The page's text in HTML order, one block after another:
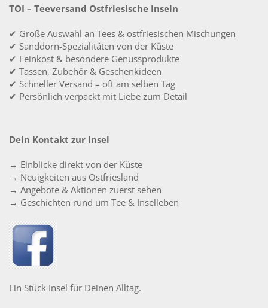
TOI – Teeversand Ostfriesische Inseln
✔ Große Auswahl an Tees & ostfriesischen Mischungen
✔ Sanddorn-Spezialitäten von der Küste
✔ Feinkost & besondere Genussprodukte
✔ Tassen, Zubehör & Geschenkideen
✔ Schneller Versand – oft am selben Tag
✔ Persönlich verpackt mit Liebe zum Detail
Dein Kontakt zur Insel
→ Einblicke direkt von der Küste
→ Neuigkeiten aus Ostfriesland
→ Angebote & Aktionen zuerst sehen
→ Geschichten rund um Tee & Inselleben
Ein Stück Insel für Deinen Alltag.